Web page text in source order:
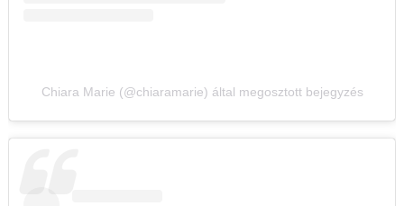
Chiara Marie (@chiaramarie) által megosztott bejegyzés